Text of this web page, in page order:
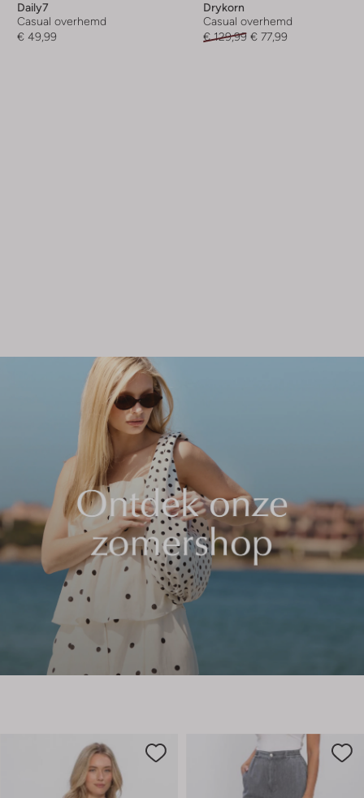
Daily7
Casual overhemd
€ 49,99
Drykorn
Casual overhemd
€ 129,99 € 77,99